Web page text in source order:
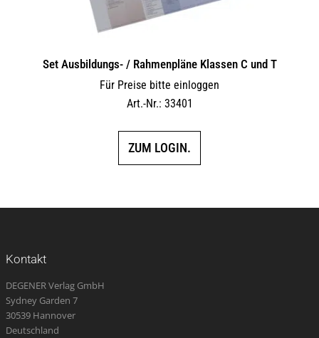
Set Ausbildungs- / Rahmenpläne Klassen C und T
Für Preise bitte einloggen
Art.-Nr.: 33401
ZUM LOGIN.
Kontakt
DEGENER Verlag GmbH
Sydney Garden 7
30539 Hannover
Deutschland